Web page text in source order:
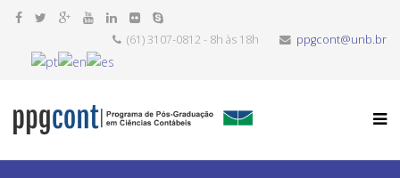
(61) 3107-0812 - 8h às 18h ppgcont@unb.br